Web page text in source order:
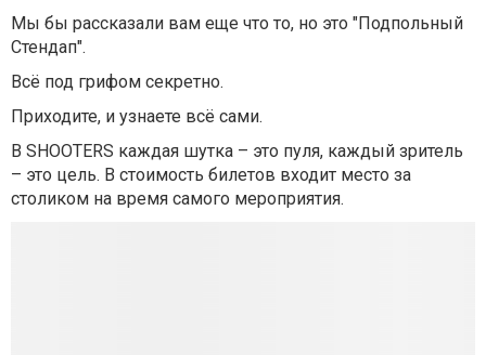
Мы бы рассказали вам еще что то, но это "Подпольный
Стендап".
Всё под грифом секретно.
Приходите, и узнаете всё сами.
В SHOOTERS каждая шутка – это пуля, каждый зритель
– это цель. В стоимость билетов входит место за
столиком на время самого мероприятия.